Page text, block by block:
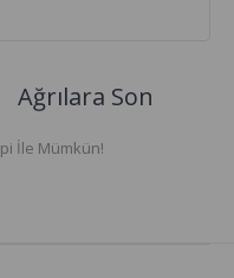
Ağrılara Son
İle Mümkün!